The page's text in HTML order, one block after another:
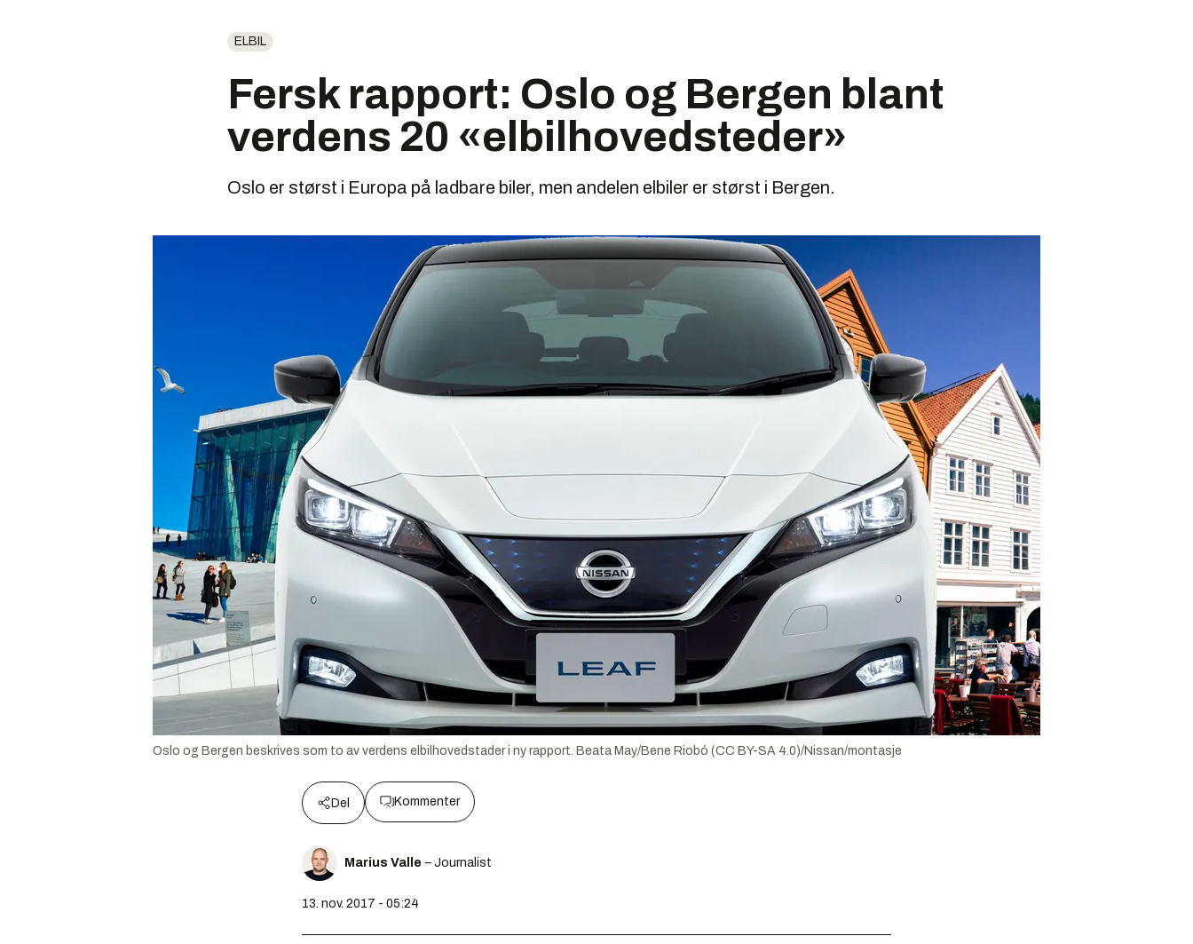
ELBIL
Fersk rapport: Oslo og Bergen blant
verdens 20 «elbilhovedsteder»
Oslo er størst i Europa på ladbare biler, men andelen elbiler er størst i Bergen.
Oslo og Bergen beskrives som to av verdens elbilhovedstader i ny rapport. Beata May/Bene Riobó (CC BY-SA 4.0)/Nissan/montasje
Del Kommenter
Marius Valle – Journalist
13. nov. 2017 - 05:24